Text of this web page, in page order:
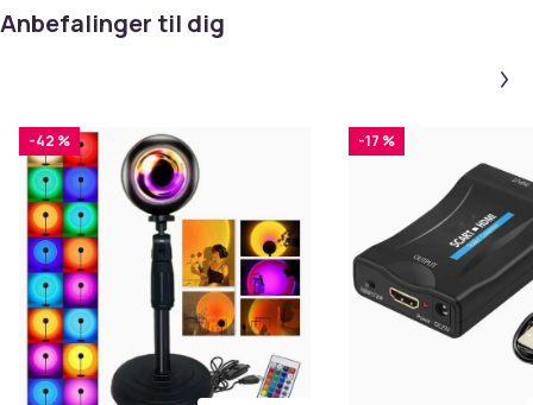
Anbefalinger til dig
-42 % -17 %